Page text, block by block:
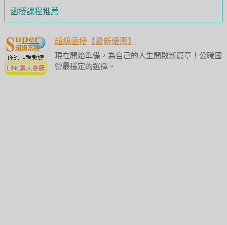
函授課程推薦
超級函授【最新優惠】
現在開始準備，為自己的人生開啟新篇章！公職國
營最穩定的選擇。